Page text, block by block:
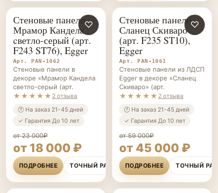
СТЕНОВЫЕ
ПАНЕЛИ НА ЗАКАЗ
♡
Стеновые панели
Мрамор Кандела
cветло-серый (арт.
F243 ST76), Egger
Арт. PAN-1062
Стеновые панели в
декоре «Мрамор Кандела
cветло-серый (арт.
★★★★★ 2 отзыва
🕐 На заказ 21-45 дней
✓ Гарантия До 10 лет
от 23 000₽
от 18 000 ₽
ПОДРОБНЕЕ ТОЧНЫЙ РАСЧЁТ
СТЕНОВЫЕ
ПАНЕЛИ НА ЗАКАЗ
♡
Стеновые панели
Сланец Скиваро
(арт. F235 ST10),
Egger
Арт. PAN-1061
Стеновые панели из ЛДСП
Egger в декоре «Сланец
Скиваро» (арт.
★★★★★ 2 отзыва
🕐 На заказ 21-45 дней
✓ Гарантия До 10 лет
от 59 000₽
от 45 000 ₽
ПОДРОБНЕЕ ТОЧНЫЙ